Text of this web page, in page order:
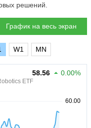
решений.
График на весь экран
W1 MN
ETF
58.56 0.00%